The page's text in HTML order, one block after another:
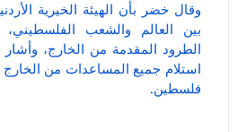
وقال خضر بأن الهيئة الخيرية
بين العالم والشعب
الطرود المقدمة من الخارج، وأشار
استلام جميع المساعدات من الخارج
فلسطين.